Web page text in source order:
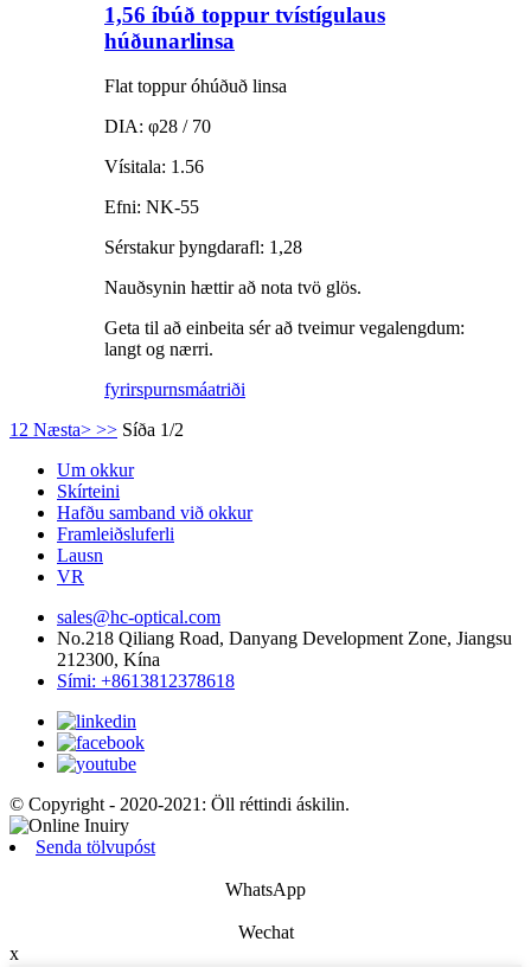
1,56 íbúð toppur tvístígulaus
húðunarlinsa
Flat toppur óhúðuð linsa
DIA: φ28 / 70
Vísitala: 1.56
Efni: NK-55
Sérstakur þyngdarafl: 1,28
Nauðsynin hættir að nota tvö glös.
Geta til að einbeita sér að tveimur vegalengdum:
langt og nærri.
fyrirspurnsmáatriði
1 2 Næsta> >> Síða 1/2
Um okkur
Skírteini
Hafðu samband við okkur
Framleiðsluferli
Lausn
VR
sales@hc-optical.com
No.218 Qiliang Road, Danyang Development Zone, Jiangsu
212300, Kína
Sími: +8613812378618
© Copyright - 2020-2021: Öll réttindi áskilin.
Senda tölvupóst
WhatsApp
Wechat
x